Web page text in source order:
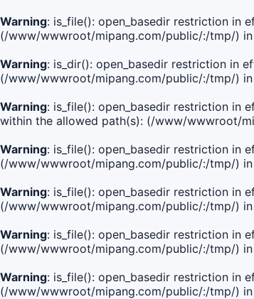
Warning: is_file(): open_basedir restriction in
(/www/wwwroot/mipang.com/public/:/tmp/) in
Warning: is_dir(): open_basedir restriction in
(/www/wwwroot/mipang.com/public/:/tmp/) in
Warning: is_file(): open_basedir restriction
within the allowed path(s): (/www/wwwroot/
Warning: is_file(): open_basedir restriction in
(/www/wwwroot/mipang.com/public/:/tmp/) in
Warning: is_file(): open_basedir restriction in
(/www/wwwroot/mipang.com/public/:/tmp/) in
Warning: is_file(): open_basedir restriction
(/www/wwwroot/mipang.com/public/:/tmp/) in
Warning: is_file(): open_basedir restriction
(/www/wwwroot/mipang.com/public/:/tmp/) in